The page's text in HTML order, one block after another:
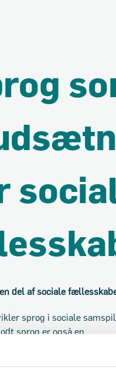
del af sociale
sprog i sociale
sprog er også en
for, at kunne indgå